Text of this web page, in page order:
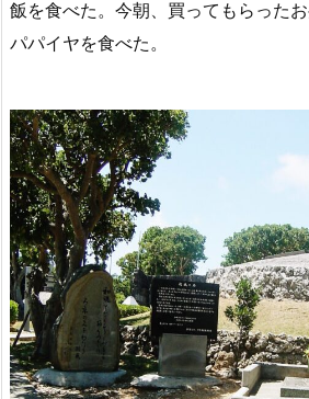
飯を食べた。今朝、買ってもらった
パパイヤを食べた。